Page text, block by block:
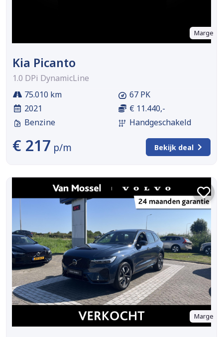
Marge
Kia Picanto
1.0 DPi DynamicLine
75.010 km
2021
Benzine
67 PK
€ 11.440,-
Handgeschakeld
€ 217 p/m Bekijk deal
Marge